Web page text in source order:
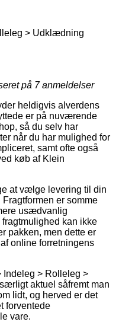
> Udklædning
på 7anmeldelser
heldigvis alverdens
er på nuværende
så du selv har
når du har mulighed for
samt ofte også
køb af Klein
at vælge levering til din
er somme
usædvanlig
kan ikke
pakken, men dette er
online forretningens
Indeleg > Rolleleg >
aktuel såfremt man
lidt, og herved er det
forventede
vare.